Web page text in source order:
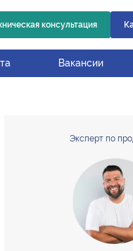
консультация
Вакансии
Эксперт по